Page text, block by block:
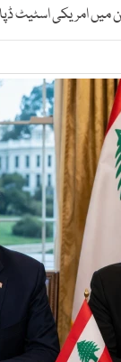
میں امریکی اسٹیٹ